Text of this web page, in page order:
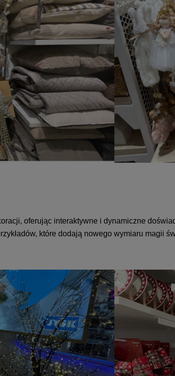
oferując interaktywne i dynamiczne
które dodają nowego wymiaru magii